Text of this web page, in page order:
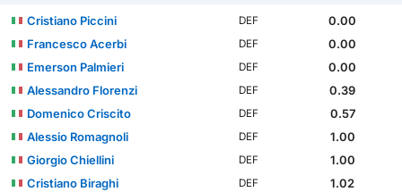
Cristiano Piccini DEF
0.00
Francesco Acerbi
DEF
0.00
Emerson Palmieri
DEF
0.00
Alessandro Florenzi
DEF
0.39
Domenico Criscito
DEF
0.57
Alessio Romagnoli
DEF
1.00
Giorgio Chiellini
DEF
1.00
Cristiano Biraghi
DEF
1.02